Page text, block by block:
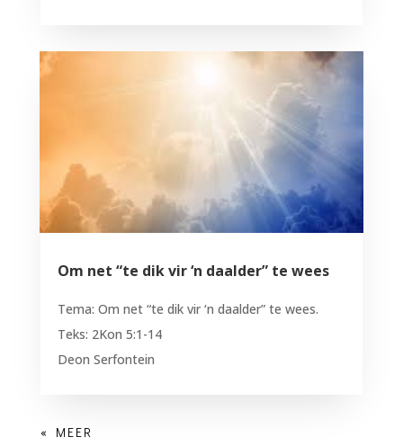
Om net “te dik vir ‘n daalder” te wees
Tema: Om net “te dik vir ‘n daalder” te wees.
Teks: 2Kon 5:1-14
Deon Serfontein